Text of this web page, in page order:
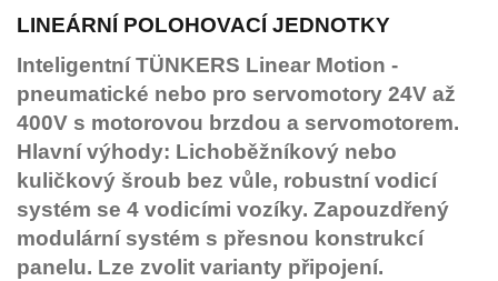
LINEÁRNÍ POLOHOVACÍ JEDNOTKY
Inteligentní TÜNKERS Linear Motion -
pneumatické nebo pro servomotory 24V až
400V s motorovou brzdou a servomotorem.
Hlavní výhody: Lichoběžníkový nebo
kuličkový šroub bez vůle, robustní vodicí
systém se 4 vodicími vozíky. Zapouzdřený
modulární systém s přesnou konstrukcí
panelu. Lze zvolit varianty připojení.